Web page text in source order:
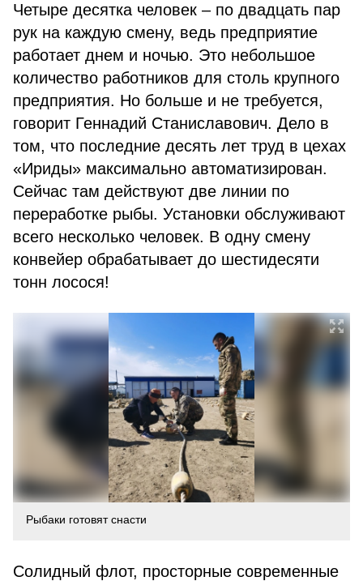
Четыре десятка человек – по двадцать пар
рук на каждую смену, ведь предприятие
работает днем и ночью. Это небольшое
количество работников для столь крупного
предприятия. Но больше и не требуется,
говорит Геннадий Станиславович. Дело в
том, что последние десять лет труд в цехах
«Ириды» максимально автоматизирован.
Сейчас там действуют две линии по
переработке рыбы. Установки обслуживают
всего несколько человек. В одну смену
конвейер обрабатывает до шестидесяти
тонн лосося!
Рыбаки готовят снасти
Солидный флот, просторные современные